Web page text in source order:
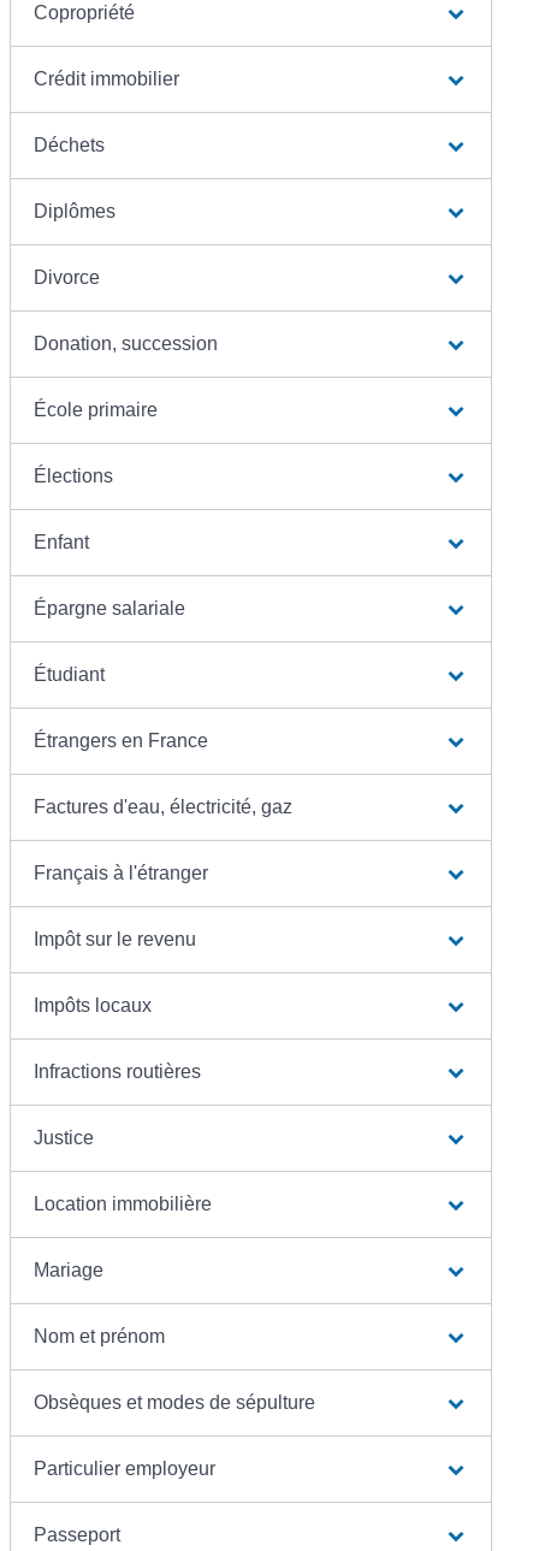
Copropriété
Crédit immobilier
Déchets
Diplômes
Divorce
Donation, succession
École primaire
Élections
Enfant
Épargne salariale
Étudiant
Étrangers en France
Factures d'eau, électricité, gaz
Français à l'étranger
Impôt sur le revenu
Impôts locaux
Infractions routières
Justice
Location immobilière
Mariage
Nom et prénom
Obsèques et modes de sépulture
Particulier employeur
Passeport